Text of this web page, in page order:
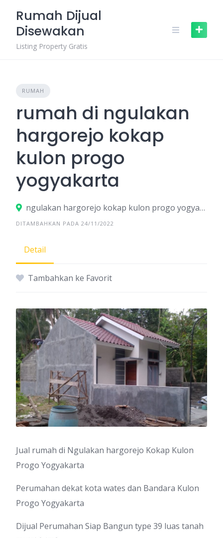
content
Rumah Dijual
Disewakan
Listing Property Gratis
RUMAH
rumah di ngulakan
hargorejo kokap
kulon progo
yogyakarta
ngulakan hargorejo kokap kulon progo yogyakarta
DITAMBAHKAN PADA 24/11/2022
Detail
Tambahkan ke Favorit
Jual rumah di Ngulakan hargorejo Kokap Kulon
Progo Yogyakarta
Perumahan dekat kota wates dan Bandara Kulon
Progo Yogyakarta
Dijual Perumahan Siap Bangun type 39 luas tanah